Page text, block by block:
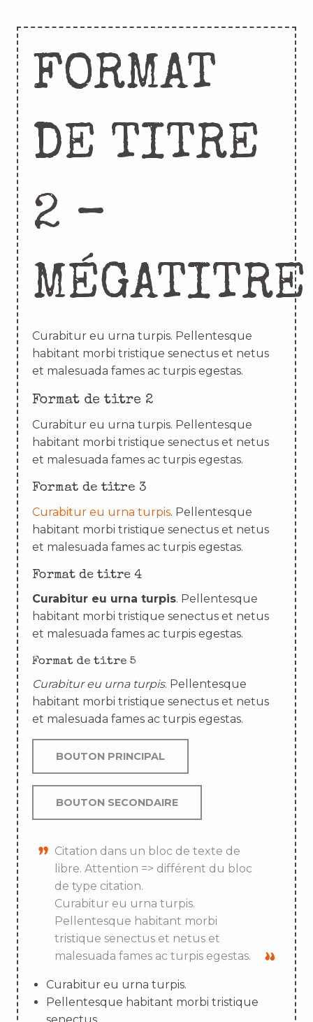
FORMAT
DE TITRE
2 –
MÉGATITRE
Curabitur eu urna turpis. Pellentesque
habitant morbi tristique senectus et netus
et malesuada fames ac turpis egestas.
Format de titre 2
Curabitur eu urna turpis. Pellentesque
habitant morbi tristique senectus et netus
et malesuada fames ac turpis egestas.
Format de titre 3
Curabitur eu urna turpis. Pellentesque
habitant morbi tristique senectus et netus
et malesuada fames ac turpis egestas.
Format de titre 4
Curabitur eu urna turpis. Pellentesque
habitant morbi tristique senectus et netus
et malesuada fames ac turpis egestas.
Format de titre 5
Curabitur eu urna turpis. Pellentesque
habitant morbi tristique senectus et netus
et malesuada fames ac turpis egestas.
BOUTON PRINCIPAL
BOUTON SECONDAIRE
Citation dans un bloc de texte de
libre. Attention => différent du bloc
de type citation.
Curabitur eu urna turpis.
Pellentesque habitant morbi
tristique senectus et netus et
malesuada fames ac turpis egestas.
Curabitur eu urna turpis.
Pellentesque habitant morbi tristique